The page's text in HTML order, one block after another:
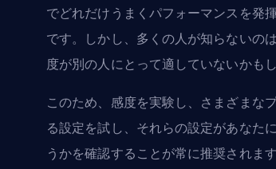
でどれだけうまくパフォーマンスを発
です。しかし、多くの人が知らないの
度が別の人にとって適していないかも
このため、感度を実験し、さまざまな
る設定を試し、それらの設定があなた
うかを確認することが常に推奨されま